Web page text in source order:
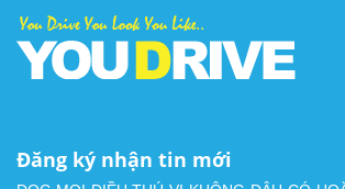
Đăng ký nhận tin mới